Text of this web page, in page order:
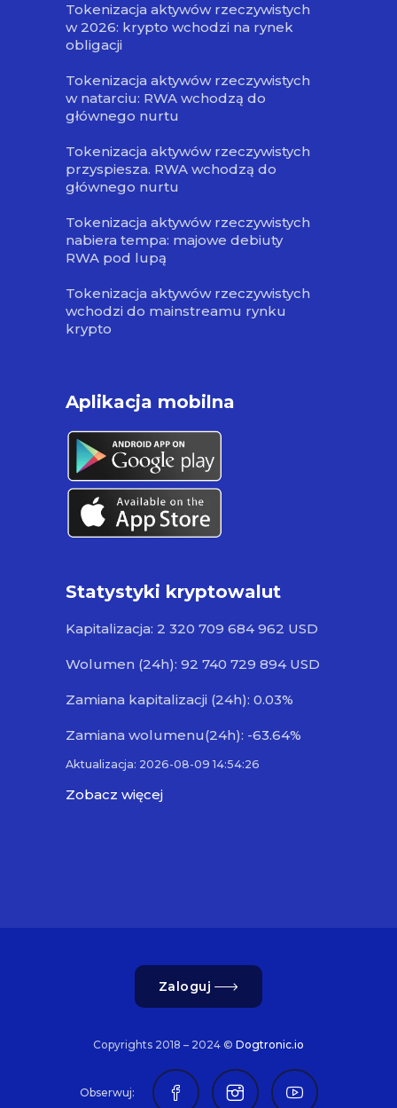
Tokenizacja aktywów rzeczywistych
w 2026: krypto wchodzi na rynek
obligacji
Tokenizacja aktywów rzeczywistych
w natarciu: RWA wchodzą do
głównego nurtu
Tokenizacja aktywów rzeczywistych
przyspiesza. RWA wchodzą do
głównego nurtu
Tokenizacja aktywów rzeczywistych
nabiera tempa: majowe debiuty
RWA pod lupą
Tokenizacja aktywów rzeczywistych
wchodzi do mainstreamu rynku
krypto
Aplikacja mobilna
Statystyki kryptowalut
Kapitalizacja: 2 320 709 684 962 USD
Wolumen (24h): 92 740 729 894 USD
Zamiana kapitalizacji (24h): 0.03%
Zamiana wolumenu(24h): -63.64%
Aktualizacja: 2026-08-09 14:54:26
Zobacz więcej
Zaloguj
Copyrights 2018 – 2024 © Dogtronic.io
Obserwuj: